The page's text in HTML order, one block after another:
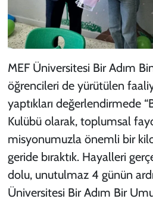
MEF Üniversitesi Bir Adım
öğrencileri de yürütülen
yaptıkları değerlendirmede
Kulübü olarak, toplumsal
misyonumuzla önemli bir
geride bıraktık. Hayalleri
dolu, unutulmaz 4 günün
Üniversitesi Bir Adım Bir